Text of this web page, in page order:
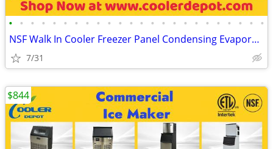
• • • • • • • • • • • • • • • • • • • • • • • •
NSF Walk In Cooler Freezer Panel Condensing Evaporator Cooling System(
7/31
$844